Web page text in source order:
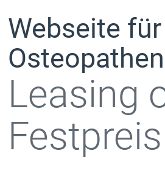
Webseite für
Leasing
Festpreis